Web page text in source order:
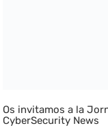
Os invitamos a la
CyberSecurity News